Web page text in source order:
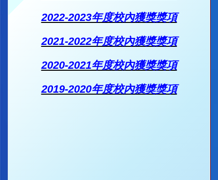
2022-2023年度校內獲獎獎項
2021-2022年度校內獲獎獎項
2020-2021年度校內獲獎獎項
2019-2020年度校內獲獎獎項